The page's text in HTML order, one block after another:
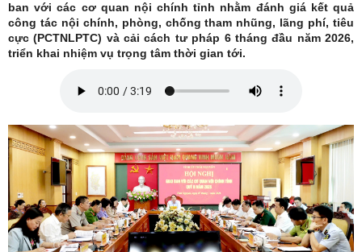
ban với các cơ quan nội chính tỉnh nhằm đánh giá kết quả
công tác nội chính, phòng, chống tham nhũng, lãng phí, tiêu
cực (PCTNLPTC) và cải cách tư pháp 6 tháng đầu năm 2026,
triển khai nhiệm vụ trọng tâm thời gian tới.